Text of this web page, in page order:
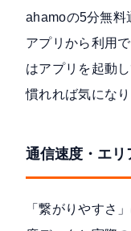
ahamoの5分無料
アプリから利用
はアプリを起動
慣れれば気になり
通信速度・エリ
「繋がりやすさ